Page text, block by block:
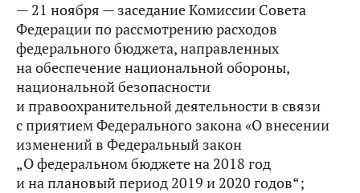
— 21 ноября — заседание Комиссии Совета
Федерации по рассмотрению расходов
федерального бюджета, направленных
на обеспечение национальной обороны,
национальной безопасности
и правоохранительной деятельности в связи
с приятием Федерального закона «О внесении
изменений в Федеральный закон
„О федеральном бюджете на 2018 год
и на плановый период 2019 и 2020 годов“;